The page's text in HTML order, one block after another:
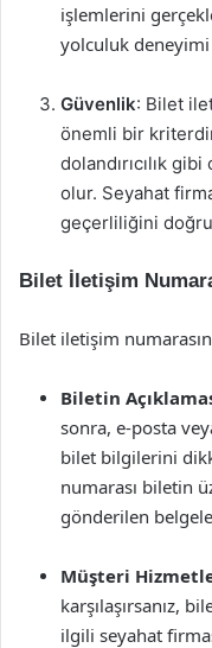
işlemlerini
yolculuk
Güvenlik: Bilet
önemli bir
dolandırıcılık
olur. Seyahat
geçerliliğini
Bilet İletişim
Bilet iletişim
Biletin
sonra, e-posta
bilet bilgilerini
numarası biletin
gönderilen
Müşteri
karşılaşırsanız,
ilgili seyahat